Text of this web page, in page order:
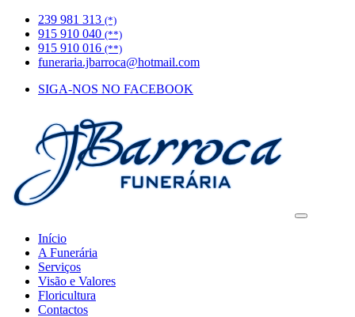
239 981 313 (*)
915 910 040 (**)
915 910 016 (**)
funeraria.jbarroca@hotmail.com
SIGA-NOS NO FACEBOOK
Início
A Funerária
Serviços
Visão e Valores
Floricultura
Contactos